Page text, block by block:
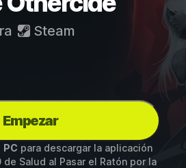
Steam
Empezar
PC para descargar la aplicación
Salud al Pasar el Ratón por la